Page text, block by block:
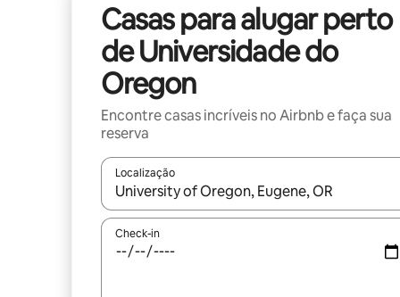
Casas para alugar perto
de Universidade do
Oregon
Encontre casas incríveis no Airbnb e faça sua
reserva
Localização
Quando os resultados estiverem disponíveis,
Check-in